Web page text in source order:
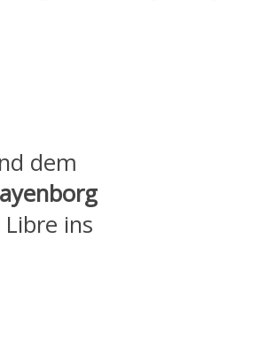
dem
ins